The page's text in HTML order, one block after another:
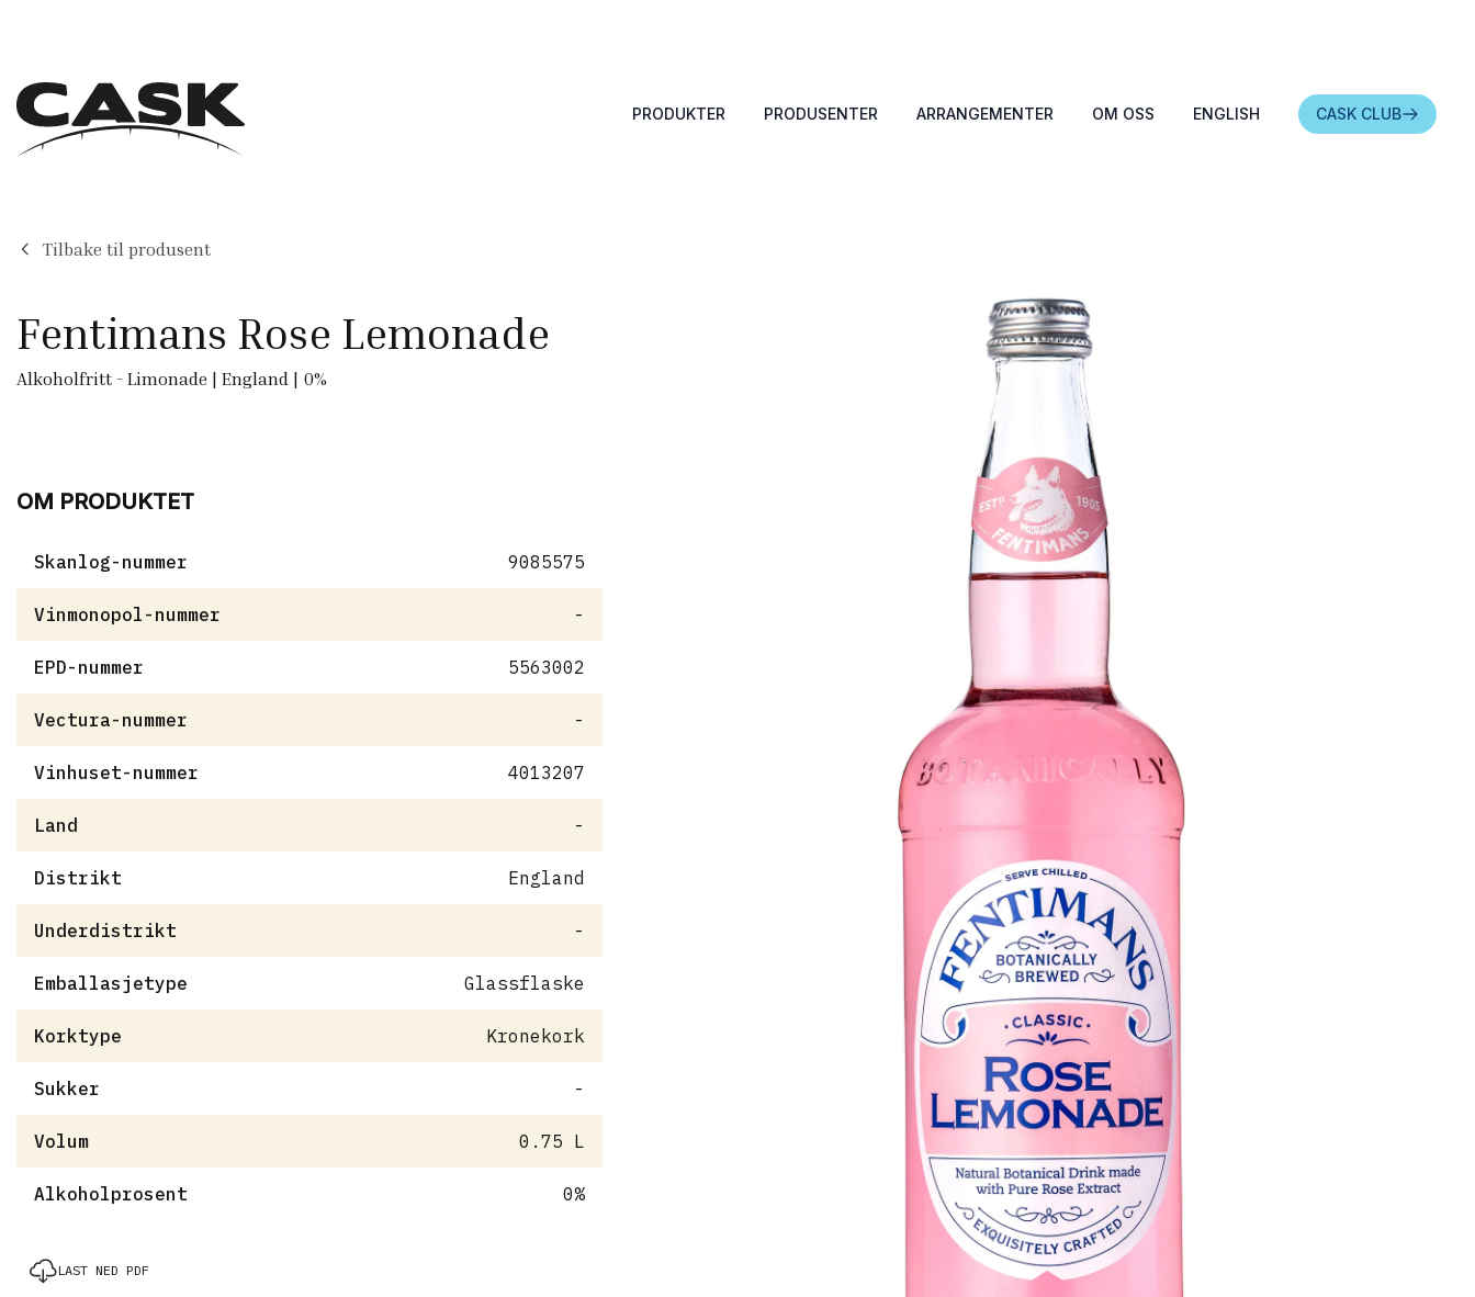
PRODUKTER PRODUSENTER ARRANGEMENTER OM OSS ENGLISH CASK CLUB
Tilbake til produsent
Fentimans Rose Lemonade
Alkoholfritt - Limonade | England | 0%
OM PRODUKTET
Skanlog-nummer 9085575
Vinmonopol-nummer -
EPD-nummer 5563002
Vectura-nummer -
Vinhuset-nummer 4013207
Land -
Distrikt England
Underdistrikt -
Emballasjetype Glassflaske
Korktype Kronekork
Sukker -
Volum 0.75 L
Alkoholprosent 0%
LAST NED PDF